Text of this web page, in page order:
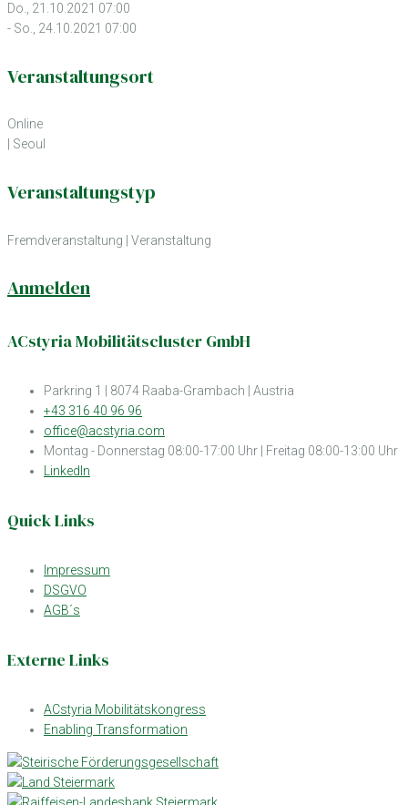
Do., 21.10.2021 07:00
- So., 24.10.2021 07:00
Veranstaltungsort
Online
| Seoul
Veranstaltungstyp
Fremdveranstaltung | Veranstaltung
Anmelden
ACstyria Mobilitätscluster GmbH
Parkring 1 | 8074 Raaba-Grambach | Austria
+43 316 40 96 96
office@acstyria.com
Montag - Donnerstag 08:00-17:00 Uhr | Freitag 08:00-13:00 Uhr
LinkedIn
Quick Links
Impressum
DSGVO
AGB´s
Externe Links
ACstyria Mobilitätskongress
Enabling Transformation